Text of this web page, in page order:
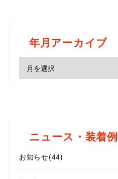
年月アーカイブ
ニュース・装着例
お知らせ(44)